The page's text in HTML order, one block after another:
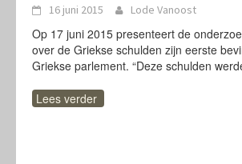
16 juni 2015 Lode Vanoost
Op 17 juni 2015 presenteert de
over de Griekse schulden zijn eerste
Griekse parlement. “Deze schulden
Lees verder